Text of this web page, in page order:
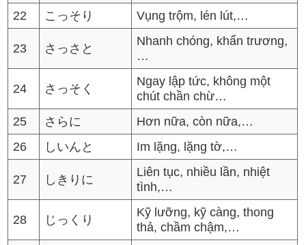
22
こっそり Vụng trộm, lén lút,…
23 さっさと
Nhanh chóng, khẩn trương,
…
24 さっそく
Ngay lập tức, không một
chút chần chừ…
25
さらに
Hơn nữa, còn nữa,…
26
しいんと Im lặng, lặng tờ,…
27 しきりに
Liên tục, nhiều lần, nhiệt
tình,…
28 じっくり
Kỹ lưỡng, kỹ càng, thong
thả, chầm chậm,…